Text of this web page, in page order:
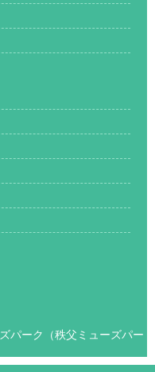
パーク（秩父ミューズパー